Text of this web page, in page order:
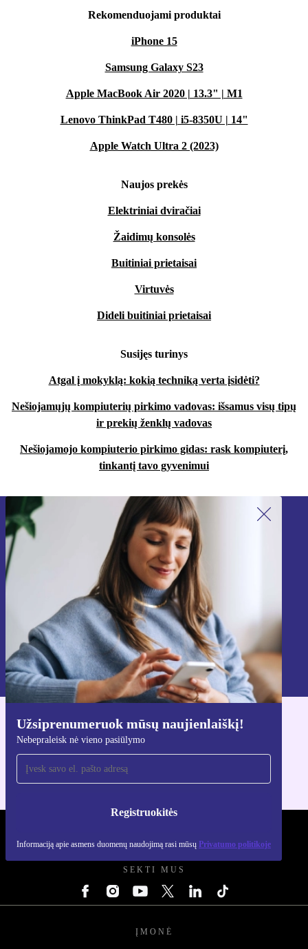
Rekomenduojami produktai
iPhone 15
Samsung Galaxy S23
Apple MacBook Air 2020 | 13.3" | M1
Lenovo ThinkPad T480 | i5-8350U | 14"
Apple Watch Ultra 2 (2023)
Naujos prekės
Elektriniai dviračiai
Žaidimų konsolės
Buitiniai prietaisai
Virtuvės
Dideli buitiniai prietaisai
Susijęs turinys
Atgal į mokyklą: kokią techniką verta įsidėti?
Nešiojamųjų kompiuterių pirkimo vadovas: išsamus visų tipų
ir prekių ženklų vadovas
Nešiojamojo kompiuterio pirkimo gidas: rask kompiuterį,
tinkantį tavo gyvenimui
Užsiprenumeruok mūsų naujienlaiškį!
Nebepraleisk nė vieno pasiūlymo
Registruokitės
Informaciją apie asmens duomenų naudojimą rasi mūsų Privatumo politikoje
Užsiprenumeruok mūsų naujienlaiškį!
Nebepraleisk nė vieno pasiūlymo.
Registruokitės
Informaciją apie asmens duomenų naudojimą rasi mūsų
Privatumo politikoje.
Atsisiųsti refurbed programėlę
Skirta iOS ir Android
SEKTI MUS
ĮMONĖ